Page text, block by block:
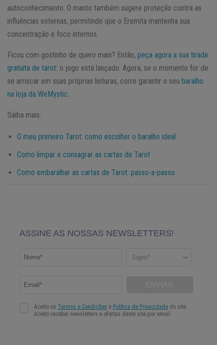
autoconhecimento. O manto também sugere proteção contra as
influências externas, permitindo que o Eremita mantenha sua
concentração e foco internos.
Ficou com gostinho de quero mais? Então, peça agora a sua tirada
gratuita de tarot: o jogo está lançado. Agora, se o momento for de
se arriscar em suas próprias leituras, corre garantir o seu baralho
na loja da WeMystic
Saiba mais:
O meu primeiro Tarot: como escolher o baralho ideal
Como limpar e consagrar as cartas de Tarot
Como embaralhar as cartas de Tarot: passo-a-passo